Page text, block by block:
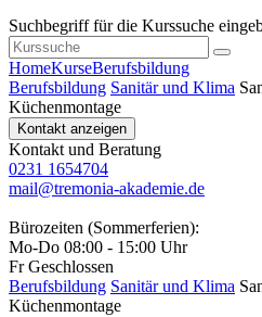
Suchbegriff für die Kurssuche
HomeKurseBerufsbildung
Berufsbildung Sanitär und Klima
Küchenmontage
Kontakt anzeigen
Kontakt und Beratung
0231 1654704
mail@tremonia-akademie.de
Bürozeiten (Sommerferien):
Mo-Do 08:00 - 15:00 Uhr
Fr Geschlossen
Berufsbildung Sanitär und Klima
Küchenmontage